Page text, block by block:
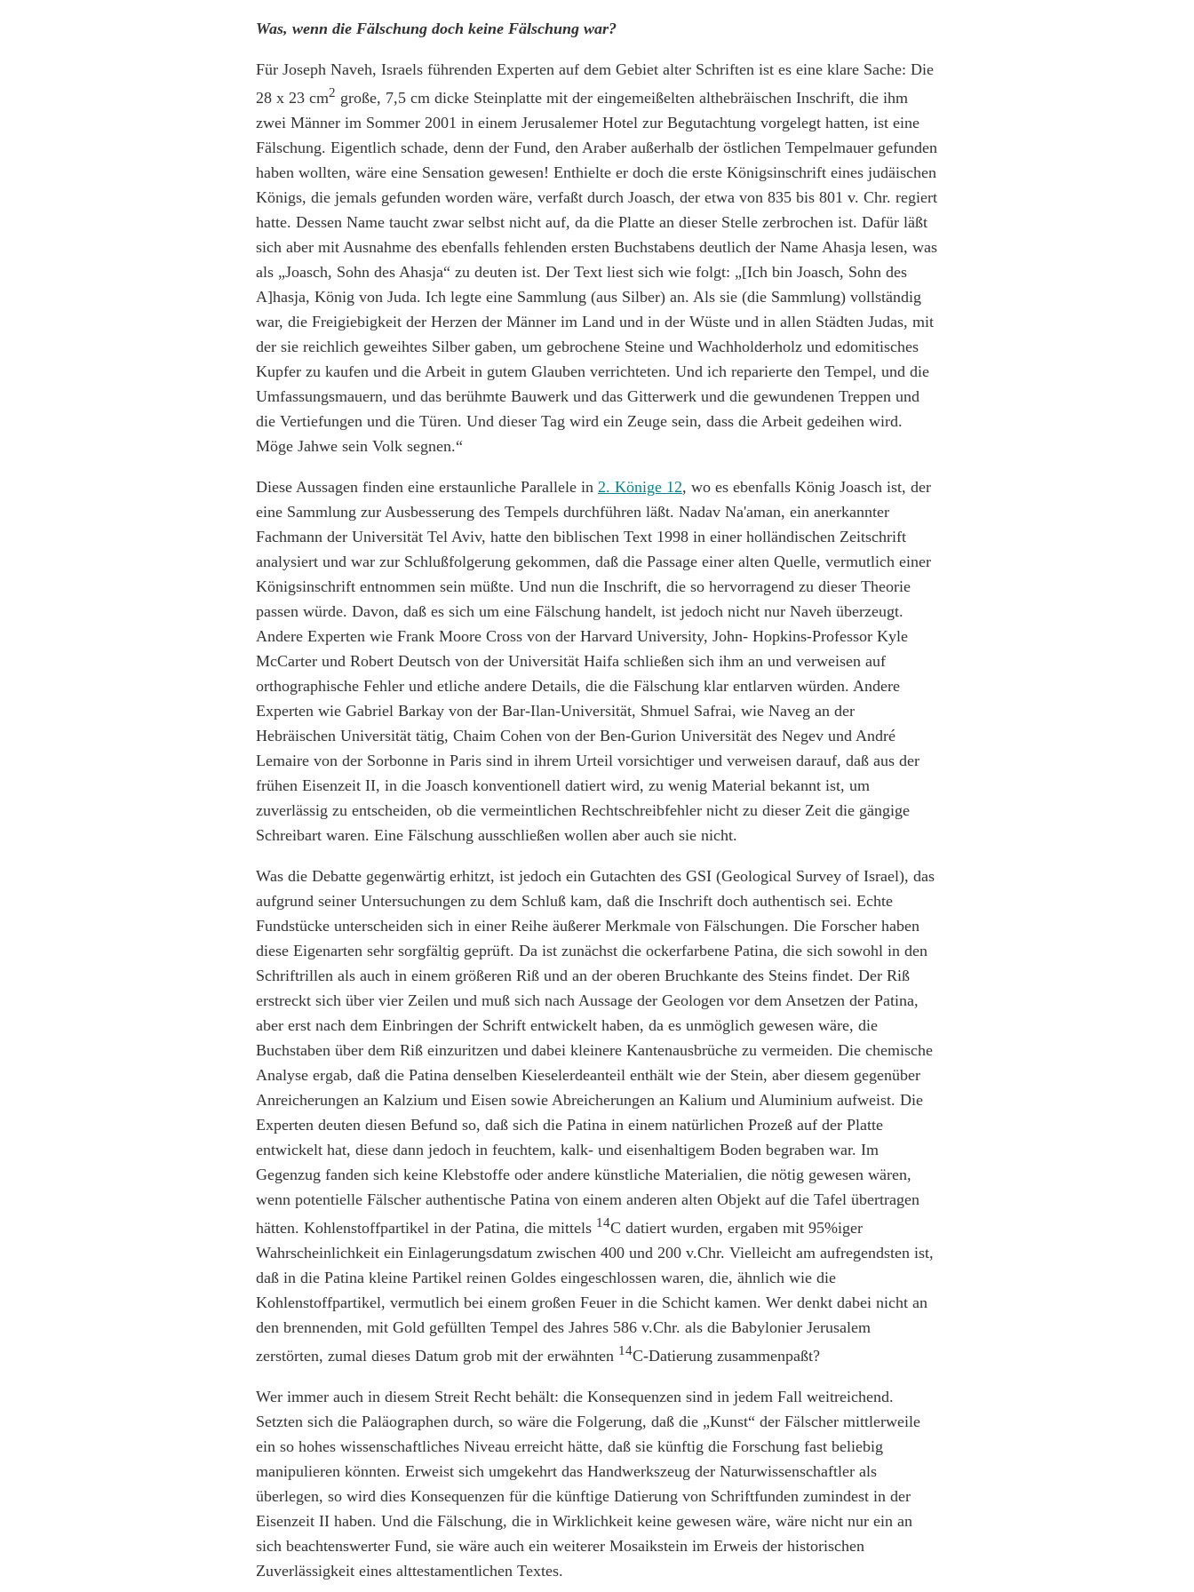
Was, wenn die Fälschung doch keine Fälschung war?
Für Joseph Naveh, Israels führenden Experten auf dem Gebiet alter Schriften ist es eine klare Sache: Die
28 x 23 cm2 große, 7,5 cm dicke Steinplatte mit der eingemeißelten althebräischen Inschrift, die ihm
zwei Männer im Sommer 2001 in einem Jerusalemer Hotel zur Begutachtung vorgelegt hatten, ist eine
Fälschung. Eigentlich schade, denn der Fund, den Araber außerhalb der östlichen Tempelmauer gefunden
haben wollten, wäre eine Sensation gewesen! Enthielte er doch die erste Königsinschrift eines judäischen
Königs, die jemals gefunden worden wäre, verfaßt durch Joasch, der etwa von 835 bis 801 v. Chr. regiert
hatte. Dessen Name taucht zwar selbst nicht auf, da die Platte an dieser Stelle zerbrochen ist. Dafür läßt
sich aber mit Ausnahme des ebenfalls fehlenden ersten Buchstabens deutlich der Name Ahasja lesen, was
als „Joasch, Sohn des Ahasja“ zu deuten ist. Der Text liest sich wie folgt: „[Ich bin Joasch, Sohn des
A]hasja, König von Juda. Ich legte eine Sammlung (aus Silber) an. Als sie (die Sammlung) vollständig
war, die Freigiebigkeit der Herzen der Männer im Land und in der Wüste und in allen Städten Judas, mit
der sie reichlich geweihtes Silber gaben, um gebrochene Steine und Wachholderholz und edomitisches
Kupfer zu kaufen und die Arbeit in gutem Glauben verrichteten. Und ich reparierte den Tempel, und die
Umfassungsmauern, und das berühmte Bauwerk und das Gitterwerk und die gewundenen Treppen und
die Vertiefungen und die Türen. Und dieser Tag wird ein Zeuge sein, dass die Arbeit gedeihen wird.
Möge Jahwe sein Volk segnen.“
Diese Aussagen finden eine erstaunliche Parallele in 2. Könige 12, wo es ebenfalls König Joasch ist, der
eine Sammlung zur Ausbesserung des Tempels durchführen läßt. Nadav Na'aman, ein anerkannter
Fachmann der Universität Tel Aviv, hatte den biblischen Text 1998 in einer holländischen Zeitschrift
analysiert und war zur Schlußfolgerung gekommen, daß die Passage einer alten Quelle, vermutlich einer
Königsinschrift entnommen sein müßte. Und nun die Inschrift, die so hervorragend zu dieser Theorie
passen würde. Davon, daß es sich um eine Fälschung handelt, ist jedoch nicht nur Naveh überzeugt.
Andere Experten wie Frank Moore Cross von der Harvard University, John- Hopkins-Professor Kyle
McCarter und Robert Deutsch von der Universität Haifa schließen sich ihm an und verweisen auf
orthographische Fehler und etliche andere Details, die die Fälschung klar entlarven würden. Andere
Experten wie Gabriel Barkay von der Bar-Ilan-Universität, Shmuel Safrai, wie Naveg an der
Hebräischen Universität tätig, Chaim Cohen von der Ben-Gurion Universität des Negev und André
Lemaire von der Sorbonne in Paris sind in ihrem Urteil vorsichtiger und verweisen darauf, daß aus der
frühen Eisenzeit II, in die Joasch konventionell datiert wird, zu wenig Material bekannt ist, um
zuverlässig zu entscheiden, ob die vermeintlichen Rechtschreibfehler nicht zu dieser Zeit die gängige
Schreibart waren. Eine Fälschung ausschließen wollen aber auch sie nicht.
Was die Debatte gegenwärtig erhitzt, ist jedoch ein Gutachten des GSI (Geological Survey of Israel), das
aufgrund seiner Untersuchungen zu dem Schluß kam, daß die Inschrift doch authentisch sei. Echte
Fundstücke unterscheiden sich in einer Reihe äußerer Merkmale von Fälschungen. Die Forscher haben
diese Eigenarten sehr sorgfältig geprüft. Da ist zunächst die ockerfarbene Patina, die sich sowohl in den
Schriftrillen als auch in einem größeren Riß und an der oberen Bruchkante des Steins findet. Der Riß
erstreckt sich über vier Zeilen und muß sich nach Aussage der Geologen vor dem Ansetzen der Patina,
aber erst nach dem Einbringen der Schrift entwickelt haben, da es unmöglich gewesen wäre, die
Buchstaben über dem Riß einzuritzen und dabei kleinere Kantenausbrüche zu vermeiden. Die chemische
Analyse ergab, daß die Patina denselben Kieselerdeanteil enthält wie der Stein, aber diesem gegenüber
Anreicherungen an Kalzium und Eisen sowie Abreicherungen an Kalium und Aluminium aufweist. Die
Experten deuten diesen Befund so, daß sich die Patina in einem natürlichen Prozeß auf der Platte
entwickelt hat, diese dann jedoch in feuchtem, kalk- und eisenhaltigem Boden begraben war. Im
Gegenzug fanden sich keine Klebstoffe oder andere künstliche Materialien, die nötig gewesen wären,
wenn potentielle Fälscher authentische Patina von einem anderen alten Objekt auf die Tafel übertragen
hätten. Kohlenstoffpartikel in der Patina, die mittels 14C datiert wurden, ergaben mit 95%iger
Wahrscheinlichkeit ein Einlagerungsdatum zwischen 400 und 200 v.Chr. Vielleicht am aufregendsten ist,
daß in die Patina kleine Partikel reinen Goldes eingeschlossen waren, die, ähnlich wie die
Kohlenstoffpartikel, vermutlich bei einem großen Feuer in die Schicht kamen. Wer denkt dabei nicht an
den brennenden, mit Gold gefüllten Tempel des Jahres 586 v.Chr. als die Babylonier Jerusalem
zerstörten, zumal dieses Datum grob mit der erwähnten 14C-Datierung zusammenpaßt?
Wer immer auch in diesem Streit Recht behält: die Konsequenzen sind in jedem Fall weitreichend.
Setzten sich die Paläographen durch, so wäre die Folgerung, daß die „Kunst“ der Fälscher mittlerweile
ein so hohes wissenschaftliches Niveau erreicht hätte, daß sie künftig die Forschung fast beliebig
manipulieren könnten. Erweist sich umgekehrt das Handwerkszeug der Naturwissenschaftler als
überlegen, so wird dies Konsequenzen für die künftige Datierung von Schriftfunden zumindest in der
Eisenzeit II haben. Und die Fälschung, die in Wirklichkeit keine gewesen wäre, wäre nicht nur ein an
sich beachtenswerter Fund, sie wäre auch ein weiterer Mosaikstein im Erweis der historischen
Zuverlässigkeit eines alttestamentlichen Textes.